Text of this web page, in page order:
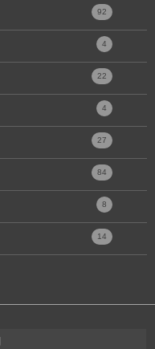
92
4
22
4
27
84
8
14